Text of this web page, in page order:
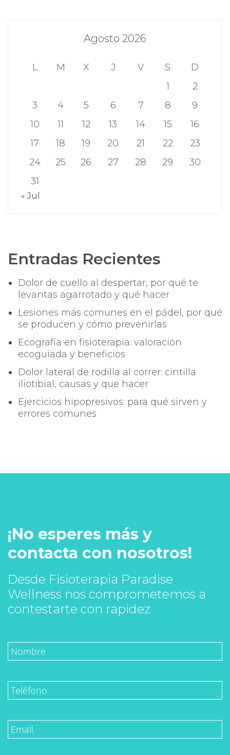
Agosto 2026
L M X J V S
D
1
2
3
4 5 6 7 8
9
10
11 12 13 14 15
16
17
18 19 20 21 22
23
24
25 26 27 28 29
30
31
« Jul
Entradas Recientes
Dolor de cuello al despertar, por qué te
levantas agarrotado y qué hacer
Lesiones más comunes en el pádel, por qué
se producen y cómo prevenirlas
Ecografía en fisioterapia: valoración
ecoguiada y beneficios
Dolor lateral de rodilla al correr: cintilla
iliotibial, causas y que hacer
Ejercicios hipopresivos: para qué sirven y
errores comunes
¡No esperes más y
contacta con nosotros!
Desde Fisioterapia Paradise
Wellness nos comprometemos a
contestarte con rapidez